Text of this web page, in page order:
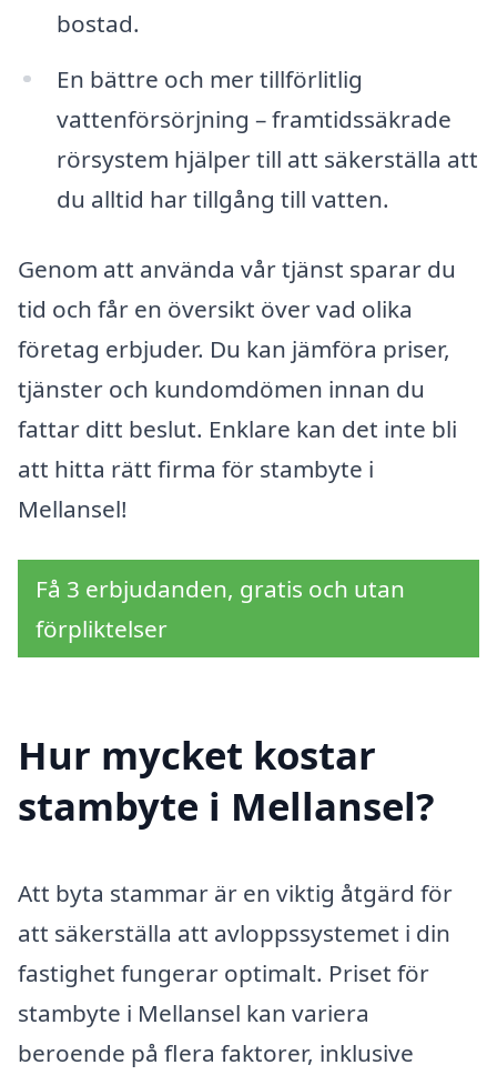
bostad.
En bättre och mer tillförlitlig
vattenförsörjning – framtidssäkrade
rörsystem hjälper till att säkerställa att
du alltid har tillgång till vatten.
Genom att använda vår tjänst sparar du
tid och får en översikt över vad olika
företag erbjuder. Du kan jämföra priser,
tjänster och kundomdömen innan du
fattar ditt beslut. Enklare kan det inte bli
att hitta rätt firma för stambyte i
Mellansel!
Få 3 erbjudanden, gratis och utan
förpliktelser
Hur mycket kostar
stambyte i Mellansel?
Att byta stammar är en viktig åtgärd för
att säkerställa att avloppssystemet i din
fastighet fungerar optimalt. Priset för
stambyte i Mellansel kan variera
beroende på flera faktorer, inklusive